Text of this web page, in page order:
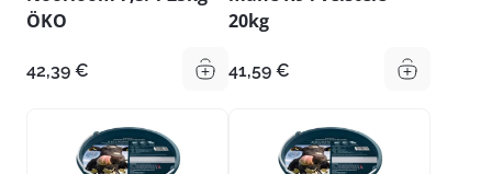
ÖKO
42,39 €
20kg
41,59 €